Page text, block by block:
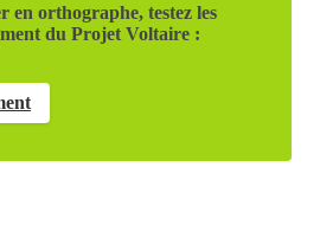
en orthographe, testez les
du Projet Voltaire :